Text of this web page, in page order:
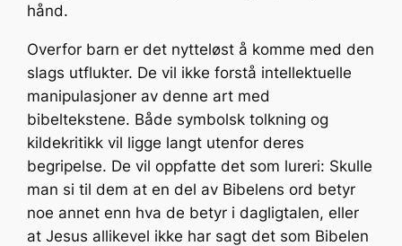
hånd.
Overfor barn er det nytteløst å komme med den
slags utflukter. De vil ikke forstå intellektuelle
manipulasjoner av denne art med
bibeltekstene. Både symbolsk tolkning og
kildekritikk vil ligge langt utenfor deres
begripelse. De vil oppfatte det som lureri: Skulle
man si til dem at en del av Bibelens ord betyr
noe annet enn hva de betyr i dagligtalen, eller
at Jesus allikevel ikke har sagt det som Bibelen